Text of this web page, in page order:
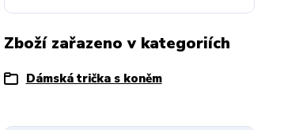
Zboží zařazeno v kategoriích
Dámská trička s koněm